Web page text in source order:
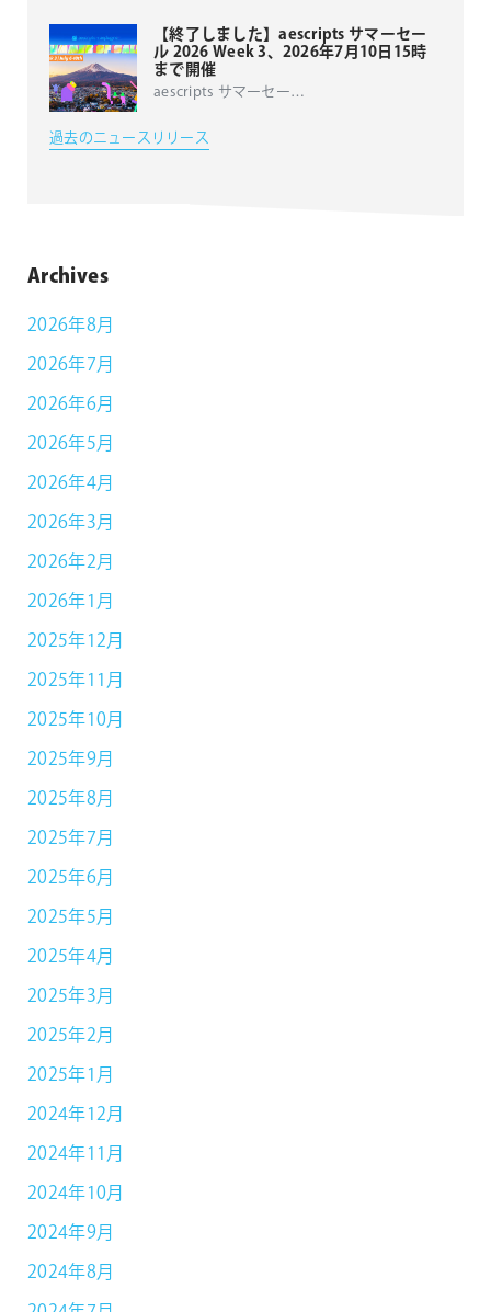
【終了しました】aescripts サマーセー
ル 2026 Week 3、2026年7月10日15時
まで開催
aescripts サマーセー…
過去のニュースリリース
Archives
2026年8月
2026年7月
2026年6月
2026年5月
2026年4月
2026年3月
2026年2月
2026年1月
2025年12月
2025年11月
2025年10月
2025年9月
2025年8月
2025年7月
2025年6月
2025年5月
2025年4月
2025年3月
2025年2月
2025年1月
2024年12月
2024年11月
2024年10月
2024年9月
2024年8月